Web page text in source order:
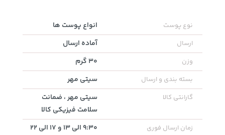
242,000 تومان
244,000
3,879,000 تومان نوع پوست انواع پوست ها
ارسال آماده ارسال
وزن 30 گرم
بسته بندی و ارسال سیتی مهر
گارانتی کالا
سیتی مهر ، ضمانت
سلامت فیزیکی کالا
زمان ارسال فوری
9:30 الی 13 و 17 الی 22